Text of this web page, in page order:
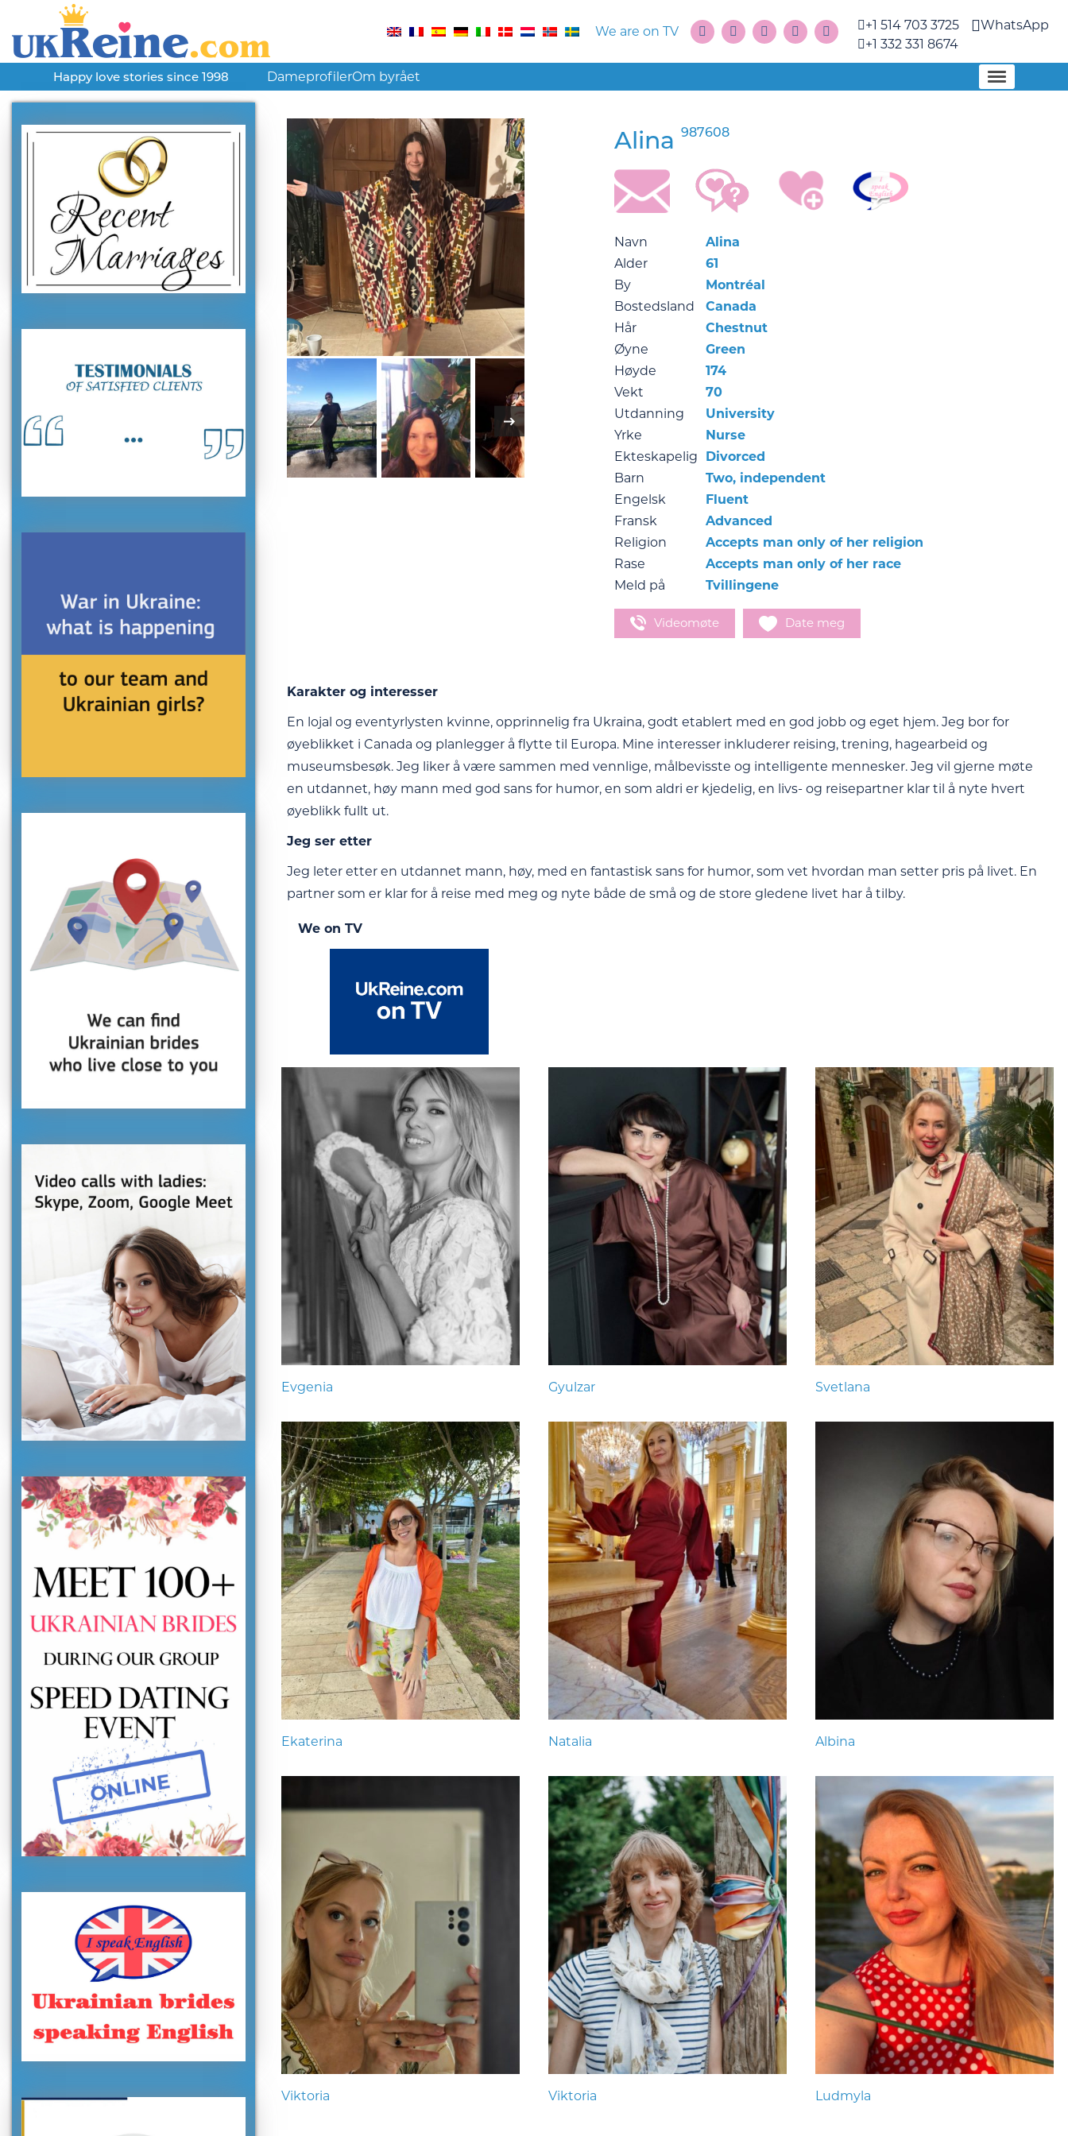
We are on TV
+1 514 703 3725
+1 332 331 8674
WhatsApp
Happy love stories since 1998 DameprofilerOm byrået
Alina 987608
Navn
Alina
Alder
61
By
Montréal
Bostedsland
Canada
Hår
Chestnut
Øyne
Green
Høyde
174
Vekt
70
Utdanning
University
Yrke
Nurse
Ekteskapelig
Divorced
Barn
Two, independent
Engelsk
Fluent
Fransk
Advanced
Religion
Accepts man only of her religion
Rase
Accepts man only of her race
Meld på
Tvillingene
Videomøte Date meg
Karakter og interesser
En lojal og eventyrlysten kvinne, opprinnelig fra Ukraina, godt etablert med en god jobb og eget hjem. Jeg bor for
øyeblikket i Canada og planlegger å flytte til Europa. Mine interesser inkluderer reising, trening, hagearbeid og
museumsbesøk. Jeg liker å være sammen med vennlige, målbevisste og intelligente mennesker. Jeg vil gjerne møte
en utdannet, høy mann med god sans for humor, en som aldri er kjedelig, en livs- og reisepartner klar til å nyte hvert
øyeblikk fullt ut.
Jeg ser etter
Jeg leter etter en utdannet mann, høy, med en fantastisk sans for humor, som vet hvordan man setter pris på livet. En
partner som er klar for å reise med meg og nyte både de små og de store gledene livet har å tilby.
We on TV
Evgenia Gyulzar Svetlana
Ekaterina Natalia Albina
Viktoria Viktoria Ludmyla